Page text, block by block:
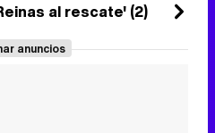
junio 2022al rescate' (2)
anuncios